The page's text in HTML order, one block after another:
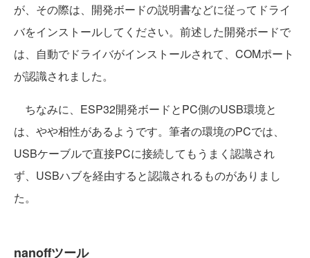
が、その際は、開発ボードの説明書などに従ってドライ
バをインストールしてください。前述した開発ボードで
は、自動でドライバがインストールされて、COMポート
が認識されました。
ちなみに、ESP32開発ボードとPC側のUSB環境と
は、やや相性があるようです。筆者の環境のPCでは、
USBケーブルで直接PCに接続してもうまく認識され
ず、USBハブを経由すると認識されるものがありまし
た。
nanoffツール